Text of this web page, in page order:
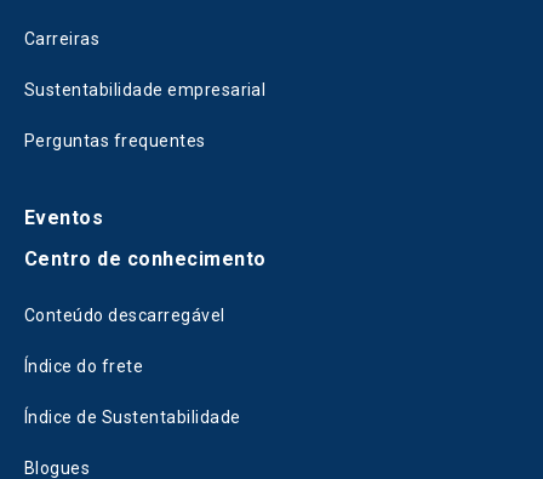
Carreiras
Sustentabilidade empresarial
Perguntas frequentes
Eventos
Centro de conhecimento
Conteúdo descarregável
Índice do frete
Índice de Sustentabilidade
Blogues